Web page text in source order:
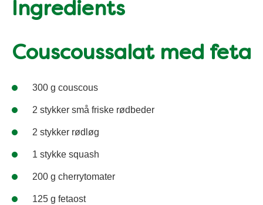
Ingredients
Couscoussalat med feta
300 g couscous
2 stykker små friske rødbeder
2 stykker rødløg
1 stykke squash
200 g cherrytomater
125 g fetaost